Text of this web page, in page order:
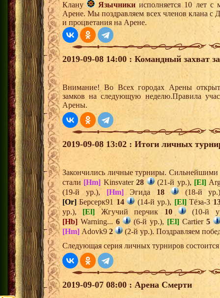
Клану Язычники исполняется 10 лет с
Арене. Мы поздравляем всех членов клана с
и процветания на Арене.
2019-09-08 14:00 : Командный захват
Внимание! Во Всех городах Арены
замков на следующую неделю.Правила
Арены.
2019-09-08 13:02 : Итоги личных
Закончились личные турниры. Сильнейшими
стали [Hm] Kinsvater28 (21-й ур.), [El]
(19-й ур.), [Hm]Эгида 18
(18-й
[Or] Берсерк91 14 (14-й ур.), [El]Тёза-3
ур.), [El] Жгучий перчик 10
(10-й
[Hb] Warning... 6 (6-й ур.), [El] Cartier 5
[Hm] Adovk9 2
(2-й ур.). Поздравляем
Следующая серия личных турниров состоится
2019-09-07 08:00 : Арена Смерти